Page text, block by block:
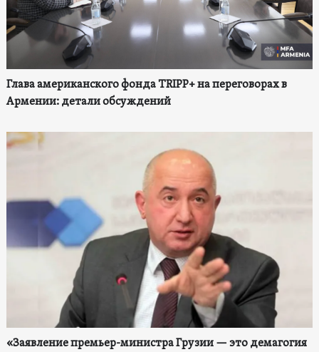
Глава американского фонда TRIPP+ на переговорах в
Армении: детали обсуждений
«Заявление премьер-министра Грузии — это демагогия